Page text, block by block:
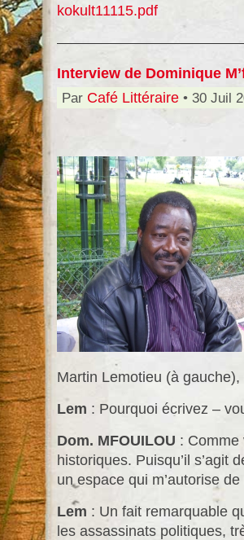
kokult11115.pdf
Interview de Dominique
Par Café Littéraire • 30 Juil
Martin Lemotieu (à
Lem : Pourquoi écrivez –
Dom. MFOUILOU : Comme
historiques. Puisqu’il s’agit
un espace qui m’autorise
Lem : Un fait remarquable
les assassinats politiques,